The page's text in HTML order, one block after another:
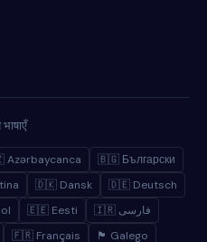
🇧🇬 Български
🇩🇰 Dansk
🇩🇪 Deutsch
🇪🇪 Eesti
🇮🇷 فارسی
🇫🇷 Français 🏴 Galego